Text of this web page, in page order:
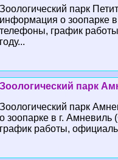
Зоологический парк
информация о зоопарке
телефоны, график
году...
Зоологический парк
Зоологический парк
о зоопарке в г.
график работы,